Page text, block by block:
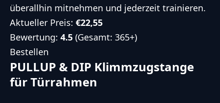
überallhin mitnehmen und jederzeit trainieren.
Aktueller Preis: €22,55
Bewertung: 4.5 (Gesamt: 365+)
Bestellen
PULLUP & DIP Klimmzugstange
für Türrahmen